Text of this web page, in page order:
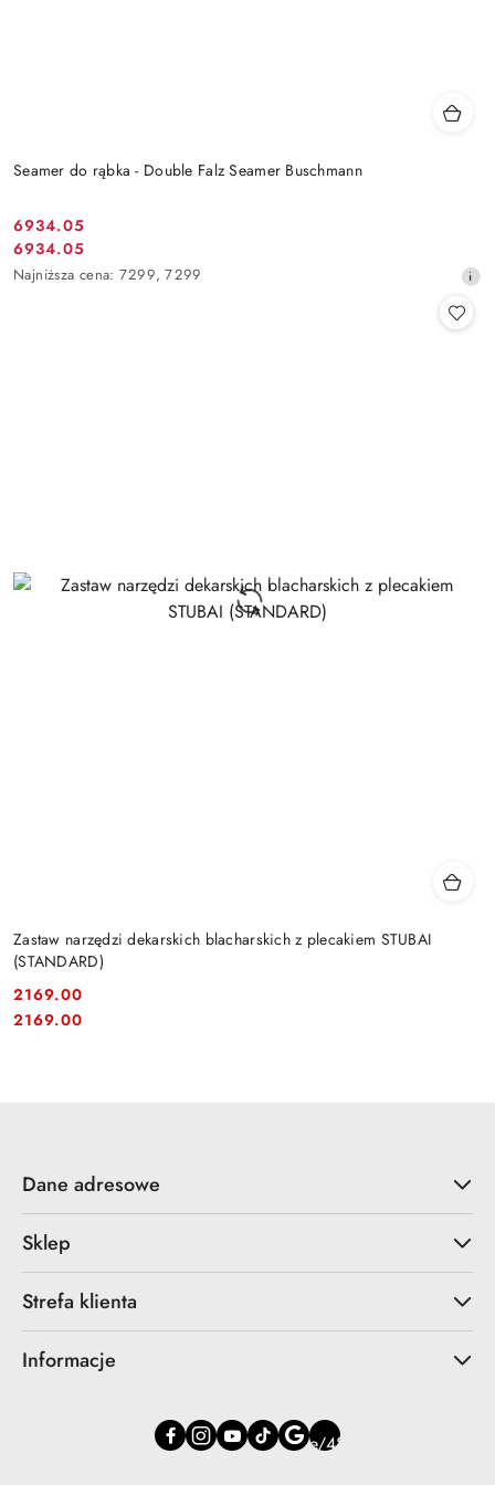
Seamer do rąbka - Double Falz Seamer Buschmann
Cena
promocyjna:
6934.05
Cena
promocyjna:
6934.05
Najniższa
Najniższa cena: 7299, 7299
Zastaw narzędzi dekarskich blacharskich z plecakiem STUBAI
(STANDARD)
Cena:
2169.00
Cena:
2169.00
Dane adresowe
Sklep
Strefa klienta
Informacje